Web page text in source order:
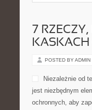
7
KASKACH
POSTED BY ADMIN
Niezależnie od
jest niezbędnym
ochronnych, aby